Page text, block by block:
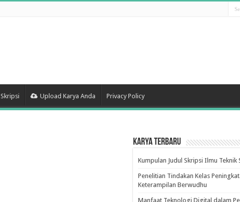
Skripsi Upload Karya Anda Privacy Policy
Karya Terbaru
Kumpulan Judul Skripsi Ilmu Teknik
Penelitian Tindakan Kelas
Keterampilan Berwudhu
Manfaat Teknologi Digital dalam